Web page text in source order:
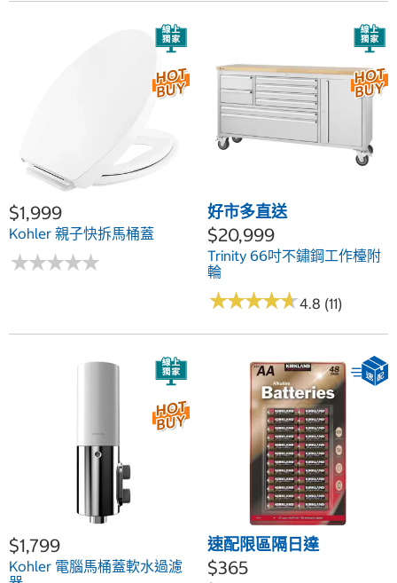
$1,999
Kohler 親子快拆馬桶蓋
★★★★★
★★★★★
好市多直送
$20,999
Trinity 66吋不鏽鋼工作檯附
輪
★★★★★
★★★★★4.8 (11)
$1,799
Kohler 電腦馬桶蓋軟水過濾
速配限區隔日達
$365